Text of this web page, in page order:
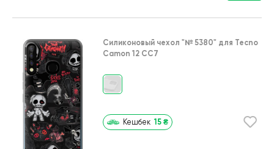
Силиконовый чехол "№ 5380" для Tecno
Camon 12 CC7
Кешбек 15 ₴